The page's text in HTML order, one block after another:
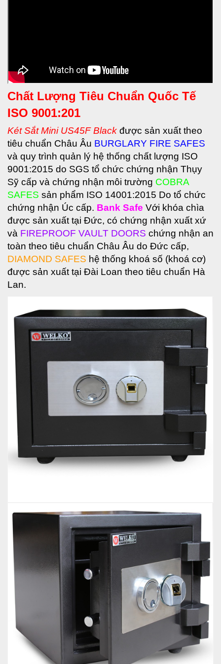
Chất Lượng Tiêu Chuẩn Quốc Tế
ISO 9001:201
Két Sắt Mini US45F Black được sản xuất theo
tiêu chuẩn Châu Âu BURGLARY FIRE SAFES
và quy trình quản lý hệ thống chất lượng ISO
9001:2015 do SGS tổ chức chứng nhận Thụy
Sỹ cấp và chứng nhận môi trường COBRA
SAFES sản phẩm ISO 14001:2015 Do tổ chức
chứng nhận Úc cấp. Bank Safe Với khóa chìa
được sản xuất tại Đức, có chứng nhận xuất xứ
và FIREPROOF VAULT DOORS chứng nhận an
toàn theo tiêu chuẩn Châu Âu do Đức cấp,
DIAMOND SAFES hệ thống khoá số (khoá cơ)
được sản xuất tại Đài Loan theo tiêu chuẩn Hà
Lan.